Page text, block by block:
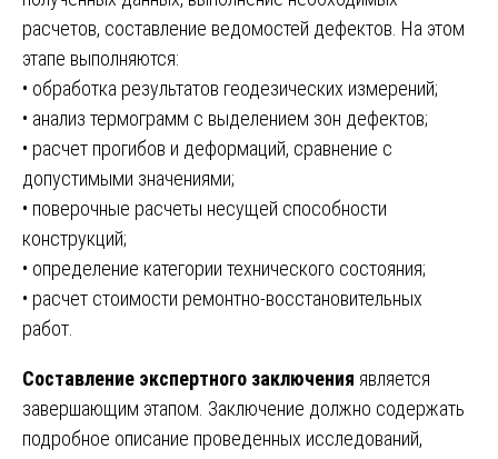
расчетов, составление ведомостей дефектов. На этом
этапе выполняются:
• обработка результатов геодезических измерений;
• анализ термограмм с выделением зон дефектов;
• расчет прогибов и деформаций, сравнение с
допустимыми значениями;
• поверочные расчеты несущей способности
конструкций;
• определение категории технического состояния;
• расчет стоимости ремонтно-восстановительных
работ.
Составление экспертного заключения является
завершающим этапом. Заключение должно содержать
подробное описание проведенных исследований,